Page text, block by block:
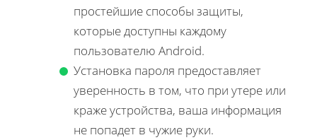
простейшие способы защиты,
которые доступны каждому
пользователю Android.
Установка пароля предоставляет
уверенность в том, что при утере или
краже устройства, ваша информация
не попадет в чужие руки.